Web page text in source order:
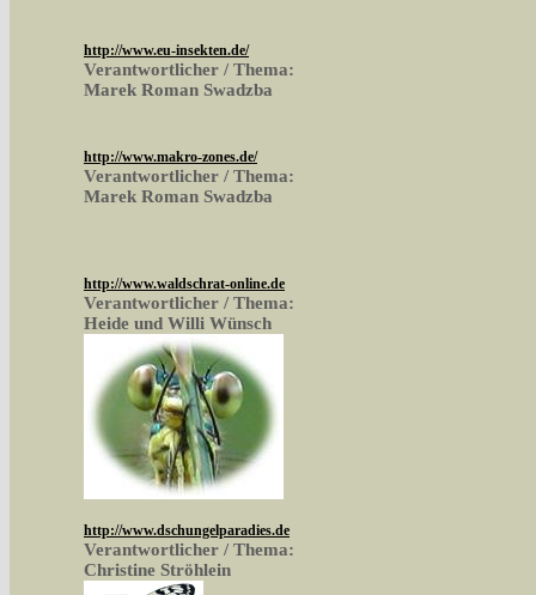
http://www.eu-insekten.de/
Verantwortlicher / Thema:
Marek Roman Swadzba
http://www.makro-zones.de/
Verantwortlicher / Thema:
Marek Roman Swadzba
http://www.waldschrat-online.de
Verantwortlicher / Thema:
Heide und Willi Wünsch
http://www.dschungelparadies.de
Verantwortlicher / Thema:
Christine Ströhlein